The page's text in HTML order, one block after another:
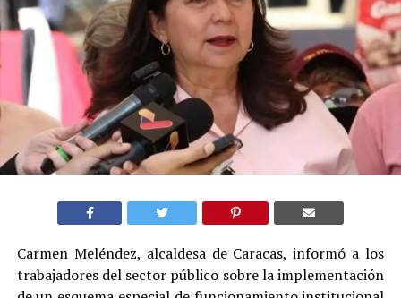
Carmen Meléndez, alcaldesa de Caracas, informó a los
trabajadores del sector público sobre la implementación